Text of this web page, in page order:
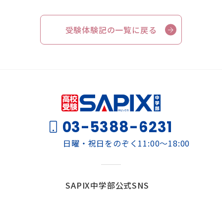
受験体験記の一覧に戻る
03-5388-6231
日曜・祝日をのぞく11:00～18:00
SAPIX中学部公式SNS